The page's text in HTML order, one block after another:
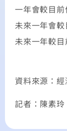
一年會較目
未來一年會
未來一年較
資料來源：經
記者：陳素玲